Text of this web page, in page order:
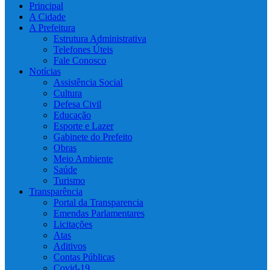
Principal
A Cidade
A Prefeitura
Estrutura Administrativa
Telefones Úteis
Fale Conosco
Notícias
Assistência Social
Cultura
Defesa Civil
Educação
Esporte e Lazer
Gabinete do Prefeito
Obras
Meio Ambiente
Saúde
Turismo
Transparência
Portal da Transparencia
Emendas Parlamentares
Licitações
Atas
Aditivos
Contas Públicas